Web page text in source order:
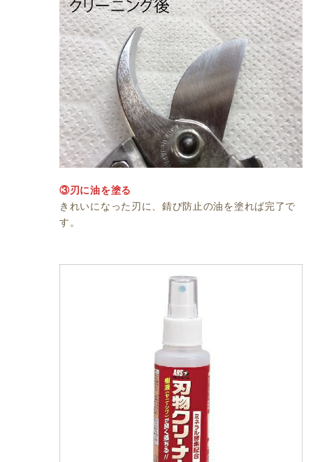
③刃に油を塗る
きれいになった刃に、錆び防止の油を塗れば完了で
す。